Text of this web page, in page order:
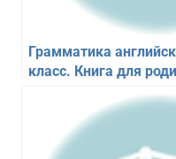
Грамматика
класс. Книга для